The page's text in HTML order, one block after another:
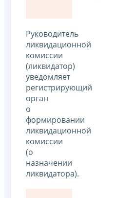
Руководитель
ликвидационной
комиссии
(ликвидатор)
уведомляет
регистрирующий
орган
о
формировании
ликвидационной
комиссии
(о
назначении
ликвидатора).